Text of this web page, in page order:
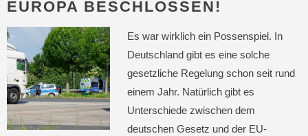
EUROPA BESCHLOSSEN!
Es war wirklich ein Possenspiel. In
Deutschland gibt es eine solche
gesetzliche Regelung schon seit rund
einem Jahr. Natürlich gibt es
Unterschiede zwischen dem
deutschen Gesetz und der EU-